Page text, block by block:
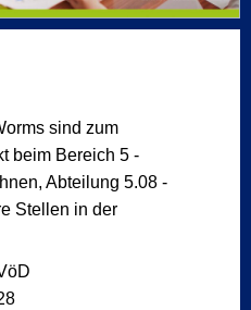
sind zum
beim Bereich 5 -
Abteilung 5.08 -
Stellen in der